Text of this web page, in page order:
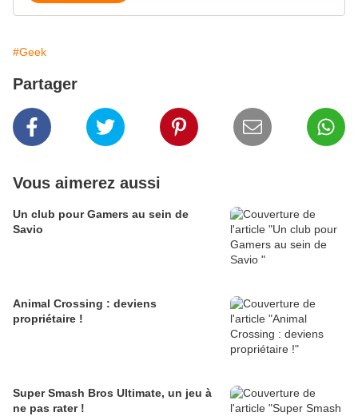
#Geek
Partager
Vous aimerez aussi
Un club pour Gamers au sein de
Savio
Animal Crossing : deviens
propriétaire !
Super Smash Bros Ultimate, un jeu à
ne pas rater !